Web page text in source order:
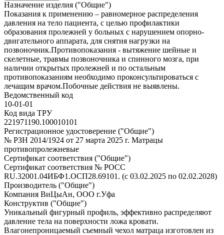
Назначение изделия ("Общие")
Показания к применению – равномерное распределения
давления на тело пациента, с целью профилактики
образования пролежней у больных с нарушением опорно-
двигательного аппарата, для снятия нагрузки на
позвоночник.Противопоказания - вытяжение шейные и
скелетные, травмы позвоночника и спинного мозга, при
наличии открытых пролежней и по остальным
противопоказаниям необходимо проконсультироваться с
лечащим врачом.Побочные действия не выявлены.
Ведомственный код
10-01-01
Код вида ТРУ
221971190.100010101
Регистрационное удостоверение ("Общие")
№ РЗН 2014/1924 от 27 марта 2025 г. Матрацы
противопролежневые
Сертификат соответствия ("Общие")
Сертификат соответствия № РОСС
RU.32001.04ИБФ1.ОСП28.69101. (с 03.02.2025 по 02.02.2028)
Производитель ("Общие")
Компания ВиЦыАн, ООО г.Уфа
Конструктив ("Общие")
Уникальный фигурный профиль, эффективно распределяют
давление тела на поверхности ложа кровати.
Влагонепроницаемый съемный чехол матраца изготовлен из